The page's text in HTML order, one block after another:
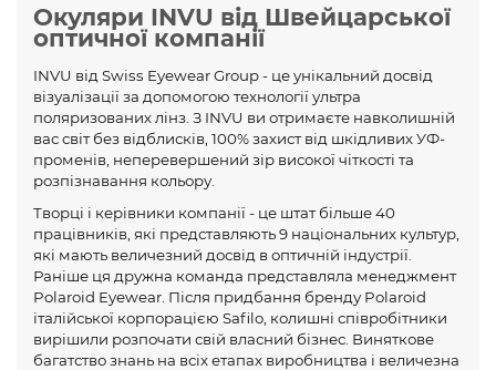
Окуляри INVU від Швейцарської
оптичної компанії
INVU від Swiss Eyewear Group - це унікальний досвід
візуалізації за допомогою технології ультра
поляризованих лінз. З INVU ви отримаєте навколишній
вас світ без відблисків, 100% захист від шкідливих УФ-
променів, неперевершений зір високої чіткості та
розпізнавання кольору.
Творці і керівники компанії - це штат більше 40
працівників, які представляють 9 національних культур,
які мають величезний досвід в оптичній індустрії.
Раніше ця дружна команда представляла менеджмент
Polaroid Eyewear. Після придбання бренду Polaroid
італійської корпорацією Safilo, колишні співробітники
вирішили розпочати свій власний бізнес. Виняткове
багатство знань на всіх етапах виробництва і величезна